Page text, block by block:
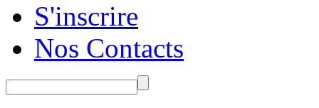
S'inscrire
Nos Contacts